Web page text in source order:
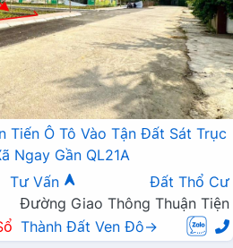
Tiến Ô Tô Vào Tận Đất Sát Trục
Ngay Gần QL21A
Tư Vấn
Đất Thổ Cư
Đường Giao Thông Thuận Tiện
Thành Đất Ven Đô→